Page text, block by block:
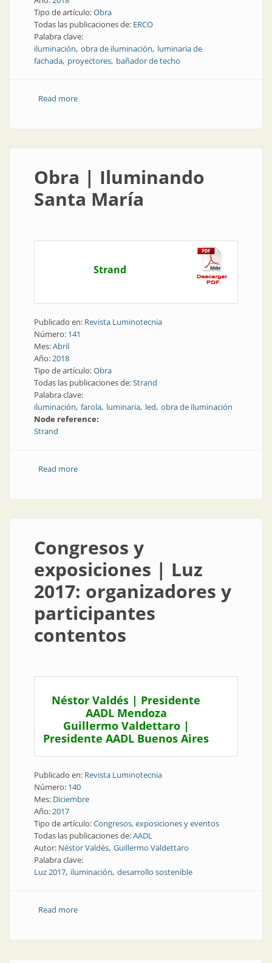
Tipo de artículo:Obra
Todas las publicaciones de: ERCO
Palabra clave:
iluminación obra de iluminación luminaria de
fachada proyectores bañador de techo
Read moreabout Obra | Visible desde la lejanía
Obra | Iluminando
Santa María
Strand
Publicado en: Revista Luminotecnia
Número: 141
Mes:Abril
Año:2018
Tipo de artículo:Obra
Todas las publicaciones de:Strand
Palabra clave:
iluminación farola luminaria led obra de iluminación
Node reference:
Strand
Read moreabout Obra | Iluminando Santa María
Congresos y
exposiciones | Luz
2017: organizadores y
participantes
contentos
Néstor Valdés | Presidente
AADL Mendoza
Guillermo Valdettaro |
Presidente AADL Buenos Aires
Publicado en: Revista Luminotecnia
Número: 140
Mes: Diciembre
Año:2017
Tipo de artículo:Congresos, exposiciones y eventos
Todas las publicaciones de:AADL
Autor: Néstor Valdés Guillermo Valdettaro
Palabra clave:
Luz 2017 iluminación desarrollo sostenible
Read moreabout Congresos y exposiciones | Luz 2017: